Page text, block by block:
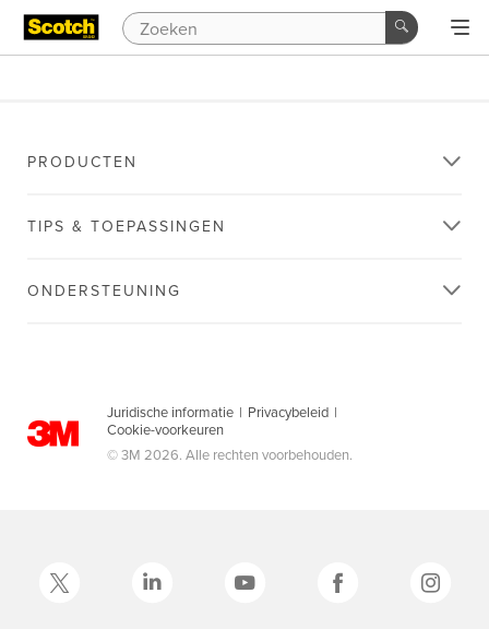
PRODUCTEN
TIPS & TOEPASSINGEN
ONDERSTEUNING
Juridische informatie | Privacybeleid |
Cookie-voorkeuren
© 3M 2026. Alle rechten voorbehouden.